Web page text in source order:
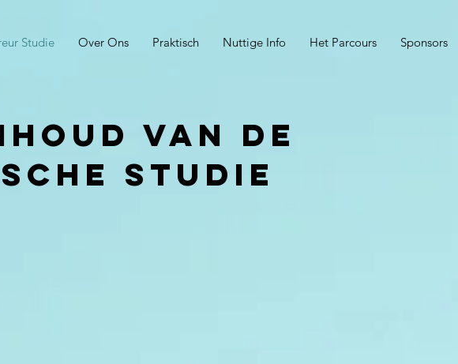
Studie Over Ons Praktisch Nuttige Info Het Parcours Sponsors
van de
studie